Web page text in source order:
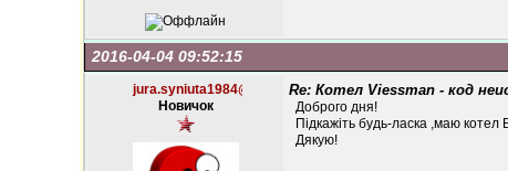
2016-04-04 09:52:15
jura.syniuta1984@ukr.net
Новичок
Re: Котел Viessman - код
Доброго дня!
Підкажіть будь-ласка ,маю
Дякую!